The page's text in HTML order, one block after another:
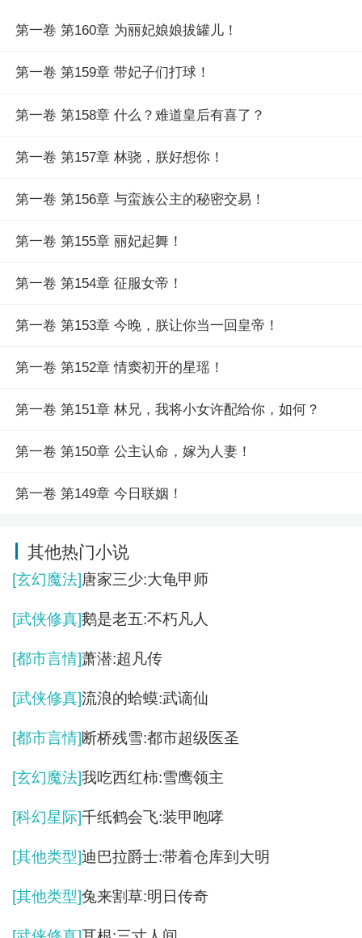
http://wap.washuwx.org/book/320226.html）
第一卷 第160章 为丽妃娘娘拔罐儿！
第一卷 第159章 带妃子们打球！
第一卷 第158章 什么？难道皇后有喜了？
第一卷 第157章 林骁，朕好想你！
第一卷 第156章 与蛮族公主的秘密交易！
第一卷 第155章 丽妃起舞！
第一卷 第154章 征服女帝！
第一卷 第153章 今晚，朕让你当一回皇帝！
第一卷 第152章 情窦初开的星瑶！
第一卷 第151章 林兄，我将小女许配给你，如何？
第一卷 第150章 公主认命，嫁为人妻！
第一卷 第149章 今日联姻！
其他热门小说
[玄幻魔法]唐家三少:大龟甲师
[武侠修真]鹅是老五:不朽凡人
[都市言情]萧潜:超凡传
[武侠修真]流浪的蛤蟆:武谪仙
[都市言情]断桥残雪:都市超级医圣
[玄幻魔法]我吃西红柿:雪鹰领主
[科幻星际]千纸鹤会飞:装甲咆哮
[其他类型]迪巴拉爵士:带着仓库到大明
[其他类型]兔来割草:明日传奇